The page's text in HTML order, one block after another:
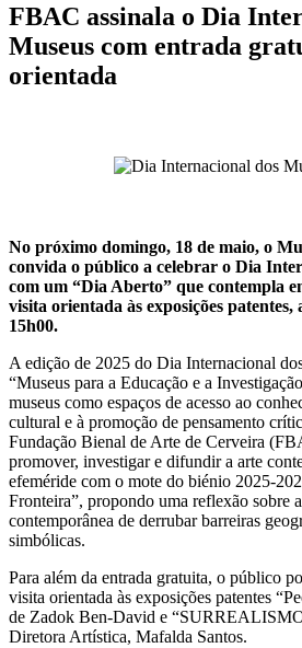
FBAC assinala o Dia
Museus com entrada
orientada
No próximo domingo, 18 de maio, o
convida o público a celebrar o Dia
com um “Dia Aberto” que contempla
visita orientada às exposições patentes,
15h00.
A edição de 2025 do Dia Internacional
“Museus para a Educação e a
museus como espaços de acesso ao
cultural e à promoção de pensamento
Fundação Bienal de Arte de Cerveira
promover, investigar e difundir a arte
efeméride com o mote do biénio 2025-
Fronteira”, propondo uma reflexão sobre
contemporânea de derrubar barreiras
simbólicas.
Para além da entrada gratuita, o público
visita orientada às exposições patentes
de Zadok Ben-David e
Diretora Artística, Mafalda Santos.